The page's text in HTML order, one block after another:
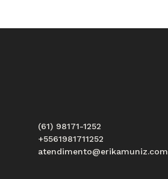
(61) 98171-1252
+5561981711252
atendimento@erikamuniz.com